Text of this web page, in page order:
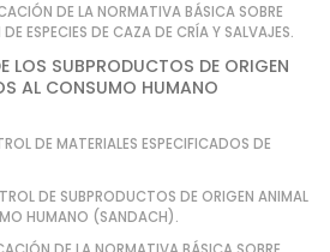
DE LA NORMATIVA BÁSICA SOBRE
ESPECIES DE CAZA DE CRÍA Y SALVAJES.
LOS SUBPRODUCTOS DE ORIGEN
AL CONSUMO HUMANO
DE MATERIALES ESPECIFICADOS DE
DE SUBPRODUCTOS DE ORIGEN ANIMAL
HUMANO (SANDACH).